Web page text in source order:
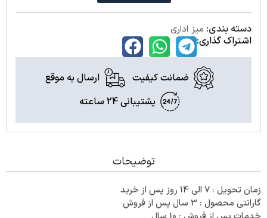
دسته بندی: میز اداری
اشتراک گذاری:
ضمانت کیفیت
ارسال به موقع
پشتیبانی 24 ساعته
توضیحات
زمان تحویل : 7 الی 14 روز پس از خرید
گارانتی محصول : 3 سال پس از فروش